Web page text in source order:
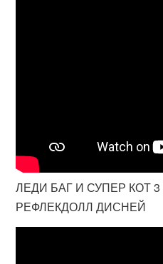
ЛЕДИ БАГ И СУПЕР КОТ
РЕФЛЕКДОЛЛ ДИСНЕЙ